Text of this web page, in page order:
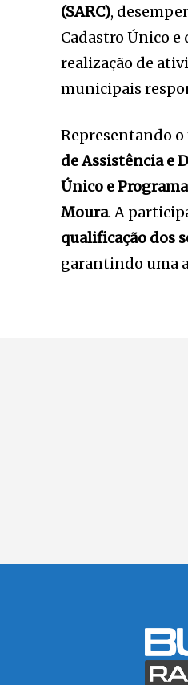
(SARC),
Cadastro Único
realização de
municipais
Representando
de Assistência e
Único e
Moura. A
qualificação dos
garantindo uma